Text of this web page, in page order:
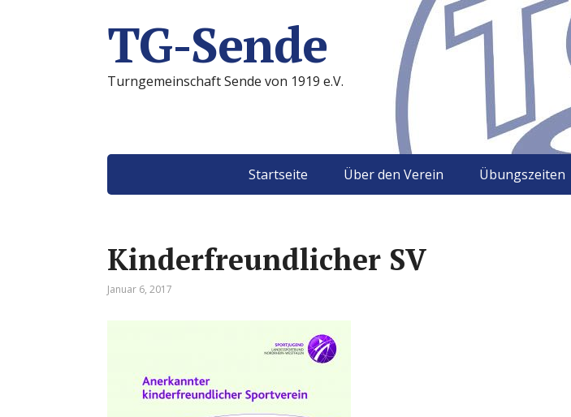
TG-Sende
Turngemeinschaft Sende von 1919 e.V.
Startseite Über den Verein Übungszeiten
Kinderfreundlicher SV
Januar 6, 2017